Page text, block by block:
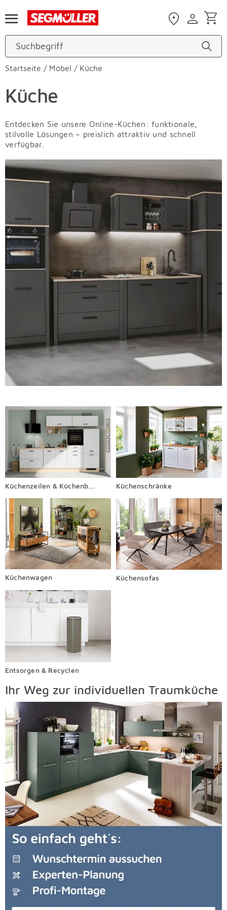
Startseite / Möbel / Küche
Küche
Entdecken Sie unsere Online-Küchen: funktionale,
stilvolle Lösungen – preislich attraktiv und schnell
verfügbar.
Küchenzeilen & Küchenb... Küchenschränke
Küchenwagen Küchensofas
Entsorgen & Recyclen
Ihr Weg zur individuellen Traumküche